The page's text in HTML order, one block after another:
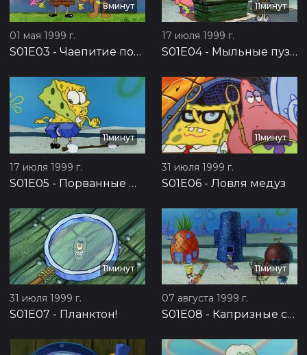
8минут
01 мая 1999 г.
S01E03 - Чаепитие под куполом
11минут
17 июля 1999 г.
S01E04- Мыльные пузыри
11минут
17 июля 1999 г.
S01E05 - Порванные штаны
11минут
31 июля 1999 г.
S01E06 - Ловля медуз
11минут
31 июля 1999 г.
S01E07 - Планктон!
11минут
07 августа 1999 г.
S01E08 - Капризные соседи